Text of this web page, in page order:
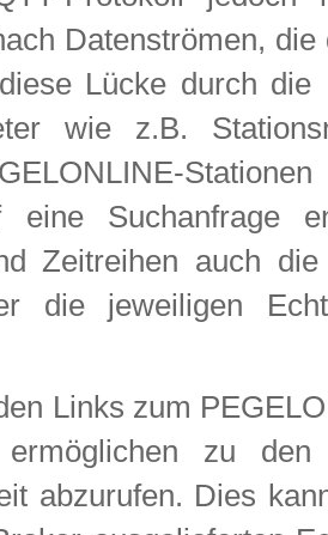
Datenströmen,
Lücke durch die
wie z.B.
eine Suchanfrage
Zeitreihen auch
die jeweiligen
Links zum
zu den
abzurufen. Dies